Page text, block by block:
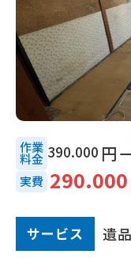
作業
料金 390.000 円
実費 290.000
サービス 遺